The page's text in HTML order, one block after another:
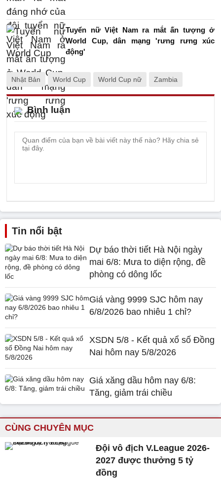
Tuyển nữ Việt Nam ra mắt ấn tượng ở
World Cup, dân mạng 'rưng rưng xúc
động'
Nhật Bản World Cup World Cup nữ Zambia
Bình luận
Tin nổi bật
Dự báo thời tiết Hà Nội ngày
mai 6/8: Mưa to diện rộng, đề
phòng có dông lốc
Giá vàng 9999 SJC hôm nay
6/8/2026 bao nhiêu 1 chỉ?
XSDN 5/8 - Kết quả xổ số Đồng
Nai hôm nay 5/8/2026
Giá xăng dầu hôm nay 6/8:
Tăng, giảm trái chiều
CÙNG CHUYÊN MỤC
Đội vô địch V.League 2026-
2027 được thưởng 5 tỷ
đồng